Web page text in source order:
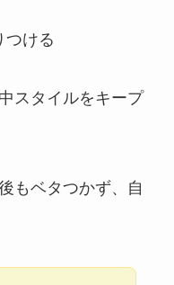
つける
スタイルをキープ
もベタつかず、自